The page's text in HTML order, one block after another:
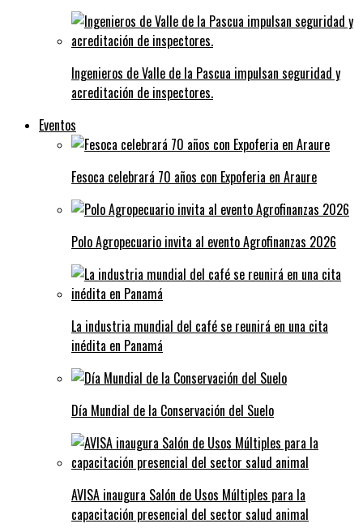
Ingenieros de Valle de la Pascua impulsan seguridad y
acreditación de inspectores.
Eventos
Fesoca celebrará 70 años con Expoferia en Araure
Polo Agropecuario invita al evento Agrofinanzas 2026
La industria mundial del café se reunirá en una cita
inédita en Panamá
Día Mundial de la Conservación del Suelo
AVISA inaugura Salón de Usos Múltiples para la
capacitación presencial del sector salud animal